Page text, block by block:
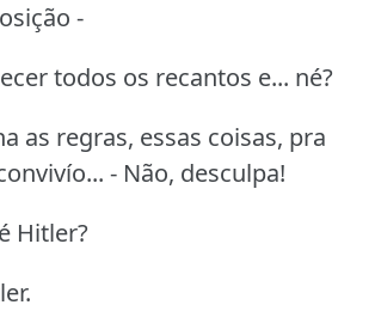
-
todos os recantos e... né?
as regras, essas coisas, pra
- Não, desculpa!
Hitler?